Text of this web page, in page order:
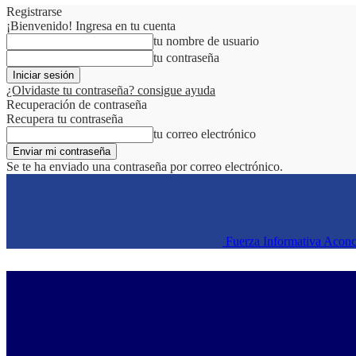
Registrarse
¡Bienvenido! Ingresa en tu cuenta
tu nombre de usuario
tu contraseña
¿Olvidaste tu contraseña? consigue ayuda
Recuperación de contraseña
Recupera tu contraseña
tu correo electrónico
Se te ha enviado una contraseña por correo electrónico.
Fuerza Informativa